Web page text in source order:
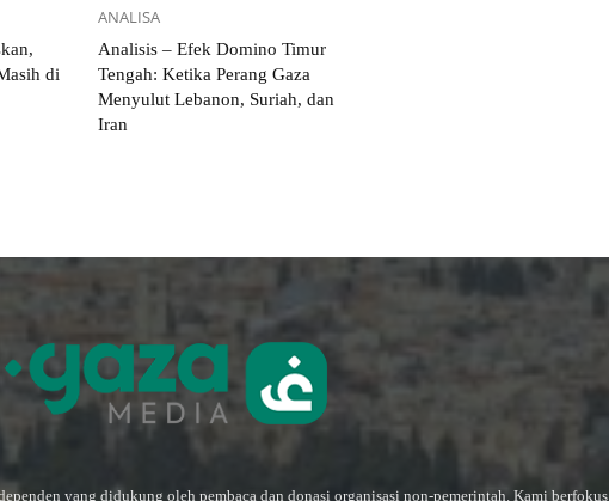
di
ANALISA
Analisis – Efek Domino Timur
Tengah: Ketika Perang Gaza
Menyulut Lebanon, Suriah, dan
Iran
yang didukung oleh pembaca dan donasi organisasi non-pemerintah. Kami berfokus